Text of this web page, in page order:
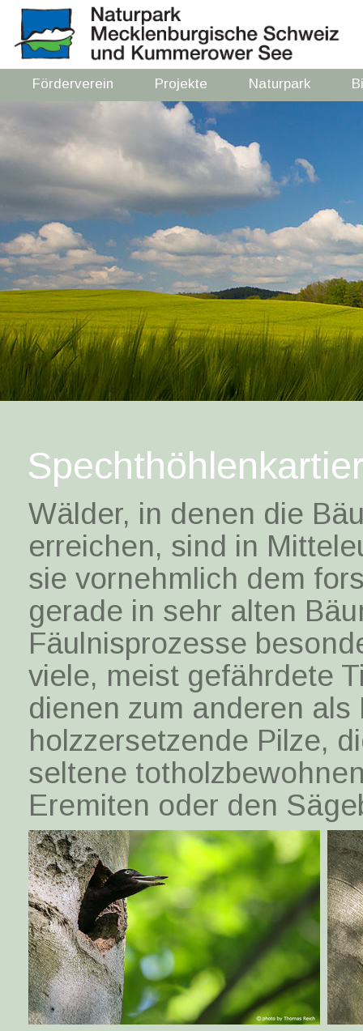
Förderverein Projekte Naturpark
Wälder, in denen die
erreichen, sind in
sie vornehmlich dem
gerade in sehr alten
Fäulnisprozesse
viele, meist gefährdete
dienen zum anderen
holzzersetzende Pilze,
seltene
Eremiten oder den